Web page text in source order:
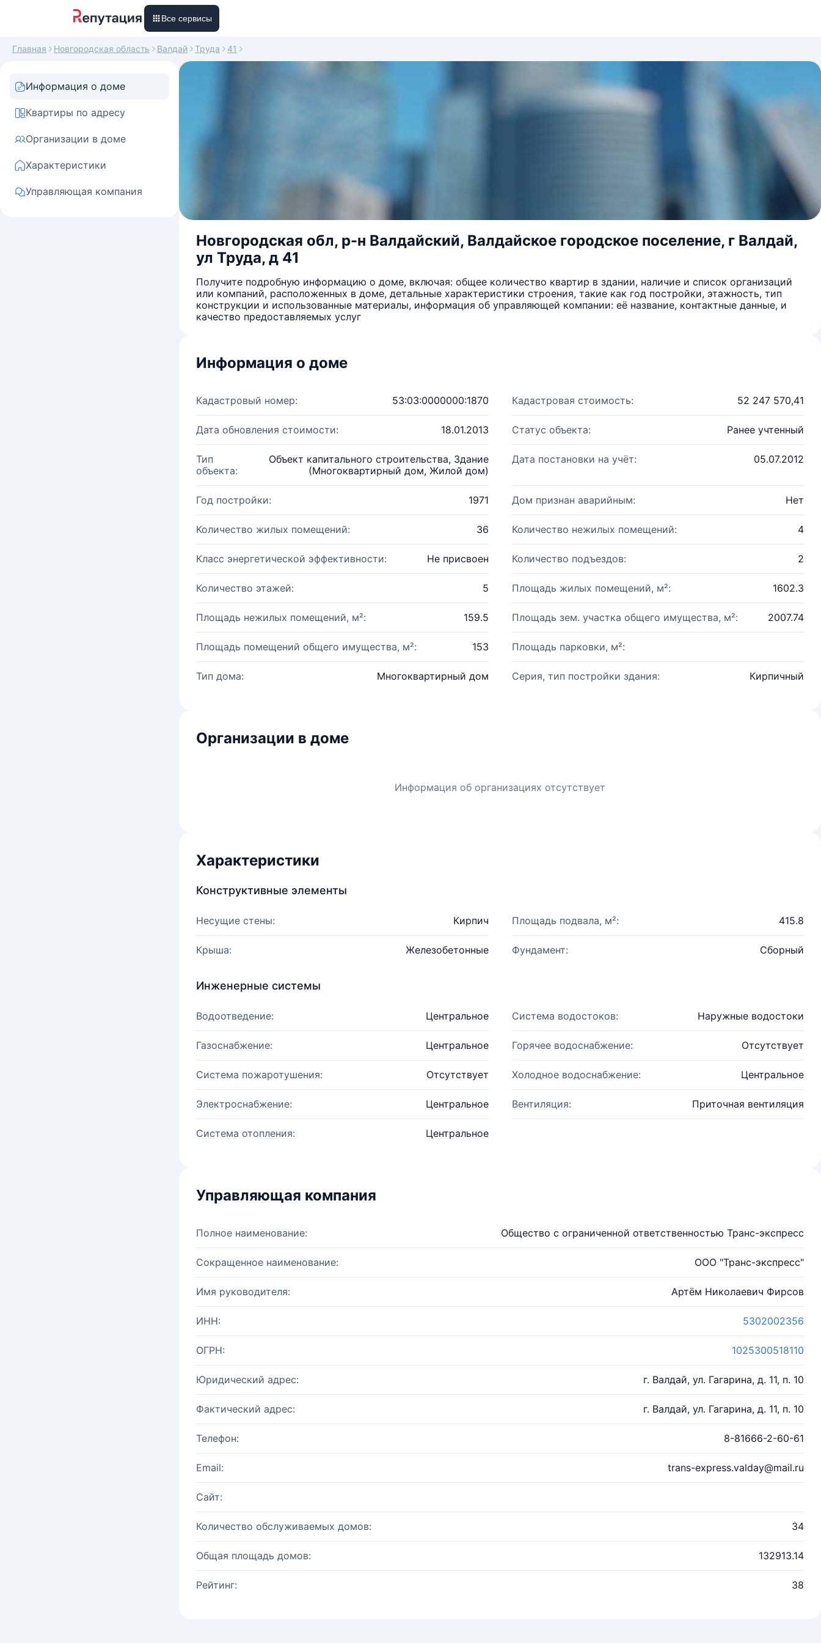
Все сервисы
Главная Новгородская область Валдай Труда 41
Информация о доме
Квартиры по адресу
Организации в доме
Характеристики
Управляющая компания
Новгородская обл, р-н Валдайский, Валдайское городское поселение, г Валдай,
ул Труда, д 41
Получите подробную информацию о доме, включая: общее количество квартир в здании, наличие и список организаций
или компаний, расположенных в доме, детальные характеристики строения, такие как год постройки, этажность, тип
конструкции и использованные материалы, информация об управляющей компании: её название, контактные данные, и
качество предоставляемых услуг
Информация о доме
Кадастровый номер: 53:03:0000000:1870 Кадастровая стоимость: 52 247 570,41
Дата обновления стоимости: 18.01.2013 Статус объекта: Ранее учтенный
Тип
объекта:
Объект капитального строительства, Здание
(Многоквартирный дом, Жилой дом)
Дата постановки на учёт: 05.07.2012
Год постройки: 1971 Дом признан аварийным: Нет
Количество жилых помещений: 36 Количество нежилых помещений: 4
Класс энергетической эффективности: Не присвоен Количество подъездов: 2
Количество этажей: 5 Площадь жилых помещений, м²: 1602.3
Площадь нежилых помещений, м²: 159.5 Площадь зем. участка общего имущества, м²: 2007.74
Площадь помещений общего имущества, м²: 153 Площадь парковки, м²:
Тип дома: Многоквартирный дом Серия, тип постройки здания: Кирпичный
Организации в доме
Информация об организациях отсутствует
Характеристики
Конструктивные элементы
Несущие стены: Кирпич Площадь подвала, м²: 415.8
Крыша: Железобетонные Фундамент: Сборный
Инженерные системы
Водоотведение: Центральное Система водостоков: Наружные водостоки
Газоснабжение: Центральное Горячее водоснабжение: Отсутствует
Система пожаротушения: Отсутствует Холодное водоснабжение: Центральное
Электроснабжение: Центральное Вентиляция: Приточная вентиляция
Система отопления: Центральное
Управляющая компания
Полное наименование: Общество с ограниченной ответственностью Транс-экспресс
Сокращенное наименование: ООО "Транс-экспресс"
Имя руководителя: Артём Николаевич Фирсов
ИНН: 5302002356
ОГРН: 1025300518110
Юридический адрес: г. Валдай, ул. Гагарина, д. 11, п. 10
Фактический адрес: г. Валдай, ул. Гагарина, д. 11, п. 10
Телефон: 8-81666-2-60-61
Email: trans-express.valday@mail.ru
Сайт:
Количество обслуживаемых домов: 34
Общая площадь домов: 132913.14
Рейтинг: 38